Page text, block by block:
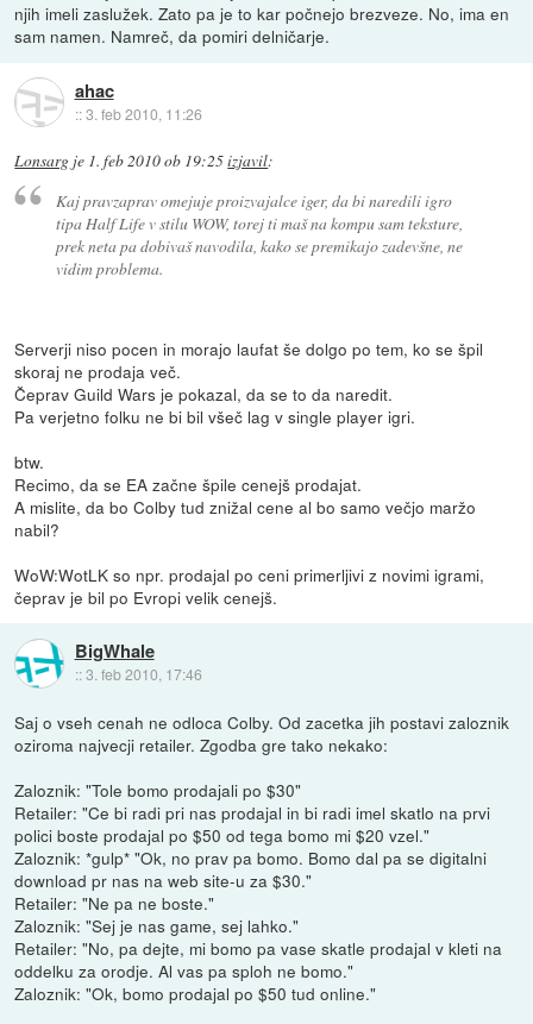
njih imeli zaslužek. Zato pa je to kar počnejo brezveze. No, ima en
sam namen. Namreč, da pomiri delničarje.
ahac
::3. feb 2010, 11:26
Lonsarg je 1. feb 2010 ob 19:25izjavil:
Kaj pravzaprav omejuje proizvajalce iger, da bi naredili igro
tipa Half Life v stilu WOW, torej ti maš na kompu sam teksture,
prek neta pa dobivaš navodila, kako se premikajo zadevšne, ne
vidim problema.
Serverji niso pocen in morajo laufat še dolgo po tem, ko se špil
skoraj ne prodaja več.
Čeprav Guild Wars je pokazal, da se to da naredit.
Pa verjetno folku ne bi bil všeč lag v single player igri.
btw.
Recimo, da se EA začne špile cenejš prodajat.
A mislite, da bo Colby tud znižal cene al bo samo večjo maržo
nabil?
WoW:WotLK so npr. prodajal po ceni primerljivi z novimi igrami,
čeprav je bil po Evropi velik cenejš.
BigWhale
::3. feb 2010, 17:46
Saj o vseh cenah ne odloca Colby. Od zacetka jih postavi zaloznik
oziroma najvecji retailer. Zgodba gre tako nekako:
Zaloznik: "Tole bomo prodajali po $30"
Retailer: "Ce bi radi pri nas prodajal in bi radi imel skatlo na prvi
polici boste prodajal po $50 od tega bomo mi $20 vzel."
Zaloznik: *gulp* "Ok, no prav pa bomo. Bomo dal pa se digitalni
download pr nas na web site-u za $30."
Retailer: "Ne pa ne boste."
Zaloznik: "Sej je nas game, sej lahko."
Retailer: "No, pa dejte, mi bomo pa vase skatle prodajal v kleti na
oddelku za orodje. Al vas pa sploh ne bomo."
Zaloznik: "Ok, bomo prodajal po $50 tud online."